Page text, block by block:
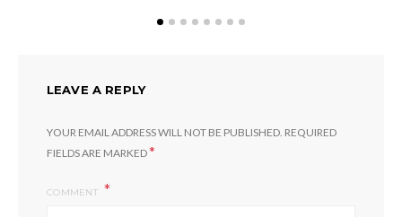
LEAVE A REPLY
YOUR EMAIL ADDRESS WILL NOT BE PUBLISHED. REQUIRED
FIELDS ARE MARKED*
COMMENT